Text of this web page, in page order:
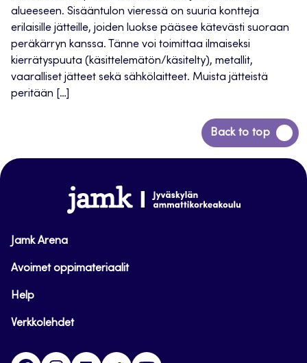
alueeseen. Sisääntulon vieressä on suuria kontteja
erilaisille jätteille, joiden luokse pääsee kätevästi suoraan
peräkärryn kanssa. Tänne voi toimittaa ilmaiseksi
kierrätyspuuta (käsittelemätön/käsitelty), metallit,
vaaralliset jätteet sekä sähkölaitteet. Muista jätteistä
peritään […]
Back to top
Siirry
takaisin
www.jamk.fi
Jamk Arena
Avoimet oppimateriaalit
Help
Verkkolehdet
FacebookInstagramLinkedinTwitter